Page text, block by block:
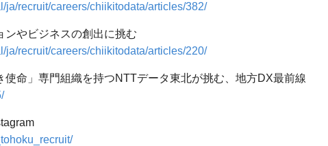
ja/recruit/careers/chiikitodata/articles/382/
ンやビジネスの創出に挑む
ja/recruit/careers/chiikitodata/articles/220/
使命」専門組織を持つNTTデータ東北が挑む、地方DX最前線